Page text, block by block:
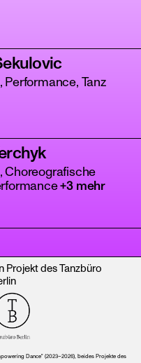
Performance, Tanz
Choreografische
+3 mehr
Projekt des Tanzbüro
Dance" (2023–2026), beides Projekte des